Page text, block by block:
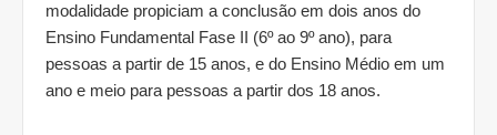
modalidade propiciam a conclusão em dois anos do
Ensino Fundamental Fase II (6º ao 9º ano), para
pessoas a partir de 15 anos, e do Ensino Médio em um
ano e meio para pessoas a partir dos 18 anos.